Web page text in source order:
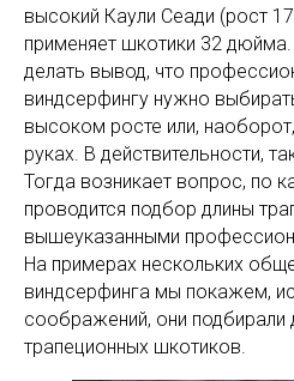
высокий Каули Сеади (рост
применяет шкотики 32
делать вывод, что
виндсерфингу нужно
высоком росте или,
руках. В действительности,
Тогда возникает вопрос, по
проводится подбор длины
вышеуказанными
На примерах нескольких
виндсерфинга мы покажем,
соображений, они подбирали
трапеционных шкотиков.